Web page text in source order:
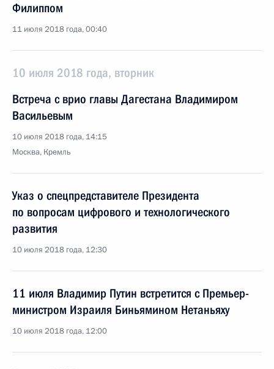
Филиппом
11 июля 2018 года, 00:40
10 июля 2018 года, вторник
Встреча с врио главы Дагестана Владимиром
Васильевым
10 июля 2018 года, 14:15
Москва, Кремль
Указ о спецпредставителе Президента
по вопросам цифрового и технологического
развития
10 июля 2018 года, 12:30
11 июля Владимир Путин встретится с Премьер-
министром Израиля Биньямином Нетаньяху
10 июля 2018 года, 12:00